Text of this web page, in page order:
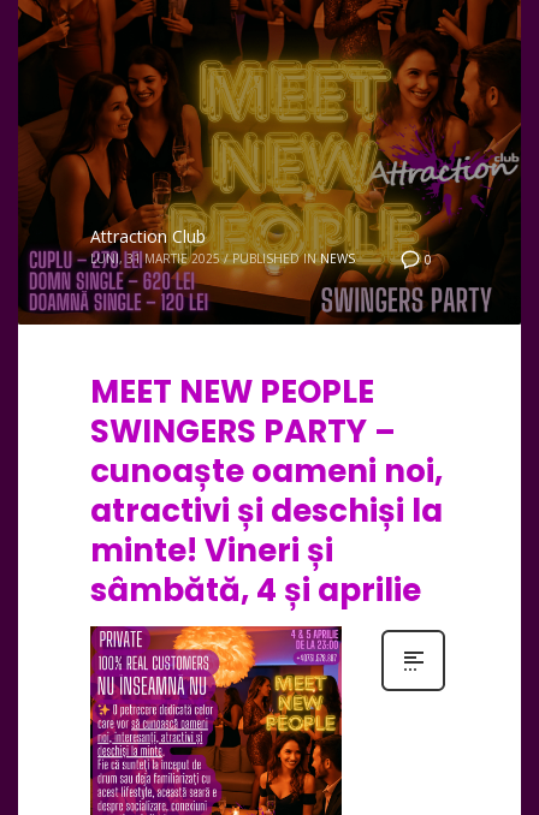
0
Attraction Club
LUNI, 31 MARTIE 2025 / PUBLISHED IN NEWS
MEET NEW PEOPLE
SWINGERS PARTY –
cunoaște oameni noi,
atractivi și deschiși la
minte! Vineri și
sâmbătă, 4 și aprilie